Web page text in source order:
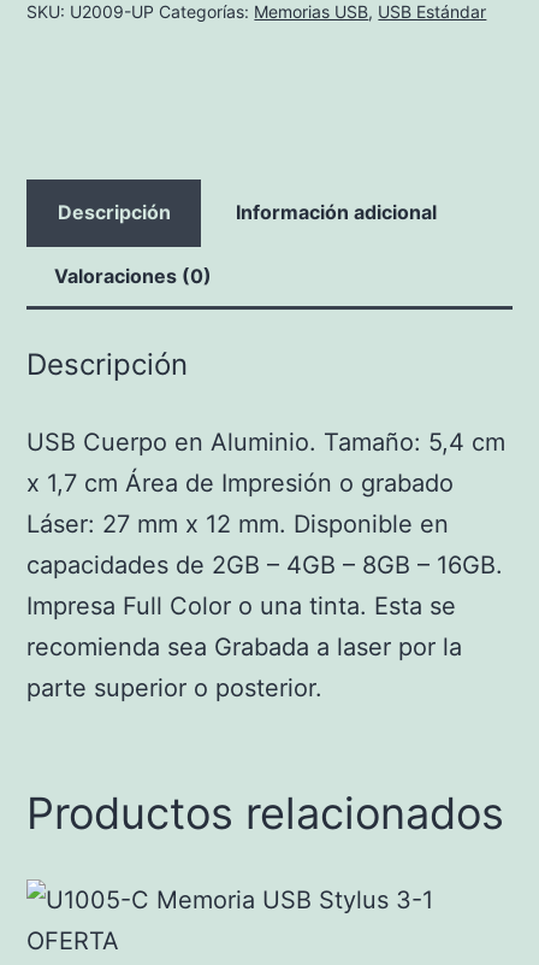
en
SKU: U2009-UP Categorías: Memorias USB, USB Estándar
Descripción Información adicional
Valoraciones (0)
Descripción
USB Cuerpo en Aluminio. Tamaño: 5,4 cm
x 1,7 cm Área de Impresión o grabado
Láser: 27 mm x 12 mm. Disponible en
capacidades de 2GB – 4GB – 8GB – 16GB.
Impresa Full Color o una tinta. Esta se
recomienda sea Grabada a laser por la
parte superior o posterior.
Productos relacionados
Este
producto